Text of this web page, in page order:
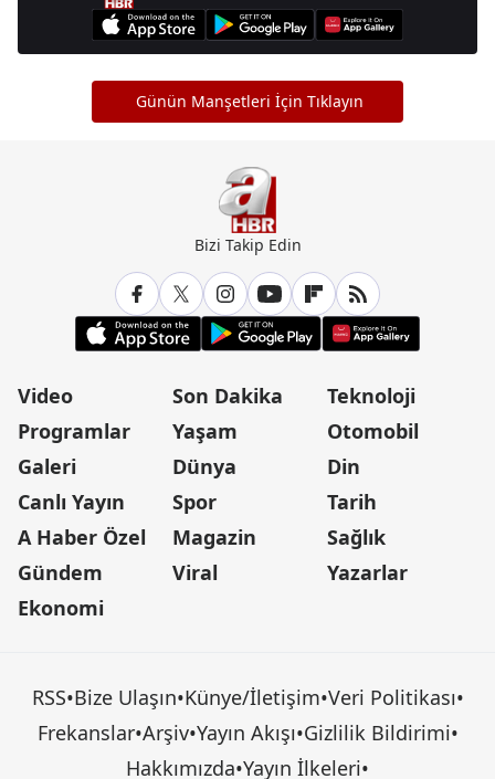
Günün Manşetleri İçin Tıklayın
Bizi Takip Edin
Video
Programlar
Galeri
Canlı Yayın
A Haber Özel
Gündem
Ekonomi
Son Dakika
Yaşam
Dünya
Spor
Magazin
Viral
Teknoloji
Otomobil
Din
Tarih
Sağlık
Yazarlar
RSS•Bize Ulaşın•Künye/İletişim•Veri Politikası•
Frekanslar•Arşiv•Yayın Akışı•Gizlilik Bildirimi•
Hakkımızda•Yayın İlkeleri•